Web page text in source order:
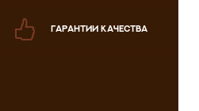
ГАРАНТИИ КАЧЕСТВА